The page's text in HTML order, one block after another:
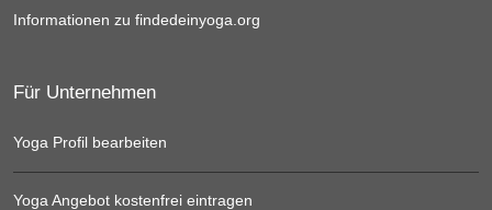
Informationen zu findedeinyoga.org
Für Unternehmen
Yoga Profil bearbeiten
Yoga Angebot kostenfrei eintragen